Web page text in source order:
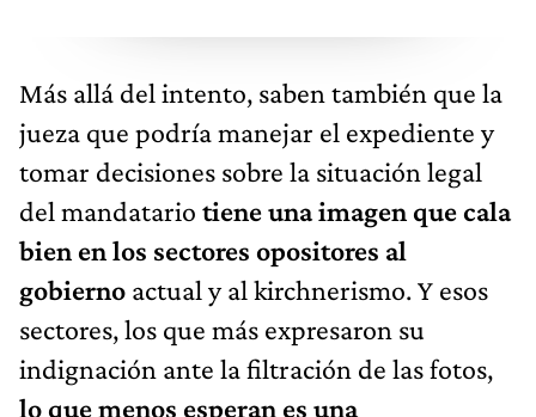
Más allá del intento, saben también que la
jueza que podría manejar el expediente y
tomar decisiones sobre la situación legal
del mandatario tiene una imagen que cala
bien en los sectores opositores al
gobierno actual y al kirchnerismo. Y esos
sectores, los que más expresaron su
indignación ante la filtración de las fotos,
lo que menos esperan es una